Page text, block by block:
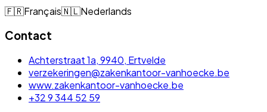
🇫🇷Français🇳🇱Nederlands
Contact
Achterstraat 1a, 9940, Ertvelde
verzekeringen@zakenkantoor-vanhoecke.be
www.zakenkantoor-vanhoecke.be
+32 9 344 52 59